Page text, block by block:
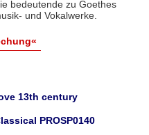
bedeutende zu Goethes
und Vokalwerke.
13th century
PROSP0140